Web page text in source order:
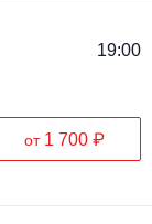
19:00
от 1 700 ₽